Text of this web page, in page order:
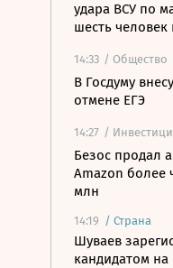
удара ВСУ по
шесть человек
14:33 / Общество
В Госдуму
отмене ЕГЭ
14:27 /
Безос продал
Amazon более
млн
14:19 / Страна
Шуваев
кандидатом